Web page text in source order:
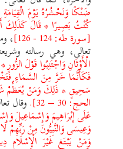
ضَنْكًا وَنَحْشُرُهُ يَوْمَ
كُنْتُ بَصِيرًا * قَالَ كَذَلِكَ
[سورة طه: 124 - 126] ،
تعالى، وهي رسالته
الْأَوْثَانِ وَاجْتَنِبُوا قَوْلَ
فَكَأَنَّمَا خَرَّ مِنَ السَّمَاءِ
سَحِيقٍ * ذَلِكَ وَمَنْ يُعَظِّمْ
الحج: 30 – 32]. وقال
عَلَى إِبْرَاهِيمَ وَإِسْمَاعِيلَ
وَعِيسَى وَالنَّبِيُّونَ مِنْ رَبِّهِمْ
وَمَنْ يَبْتَغِ غَيْرَ الْإِسْلَامِ